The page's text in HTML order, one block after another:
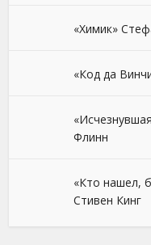
«Химик»
«Код да
Флинн
«Кто нашел,
Стивен Кинг